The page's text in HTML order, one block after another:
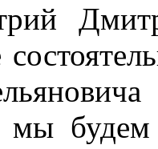
мы